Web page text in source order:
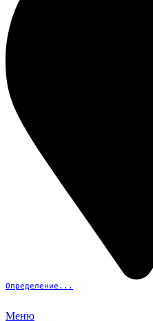
Определение...
Меню